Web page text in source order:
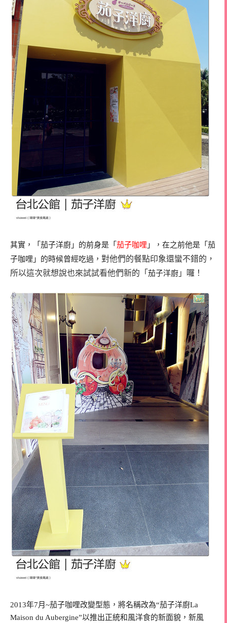
其實，「茄子洋廚」的前身是「 茄子咖哩 」，在之前他是「茄
子咖哩」的時候曾經吃過， 對他們的餐點印象還蠻不錯的，
所以這次就想說也來試試看他們新的「茄子洋廚 」囉！
2013年7月~茄子咖哩改變型態，將名稱改為“茄子洋廚La
Maison du Aubergine”以推出正統和風洋食的新面貌，新風